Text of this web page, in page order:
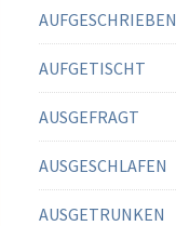
AUFGESCHRIEBEN
AUFGETISCHT
AUSGEFRAGT
AUSGESCHLAFEN
AUSGETRUNKEN